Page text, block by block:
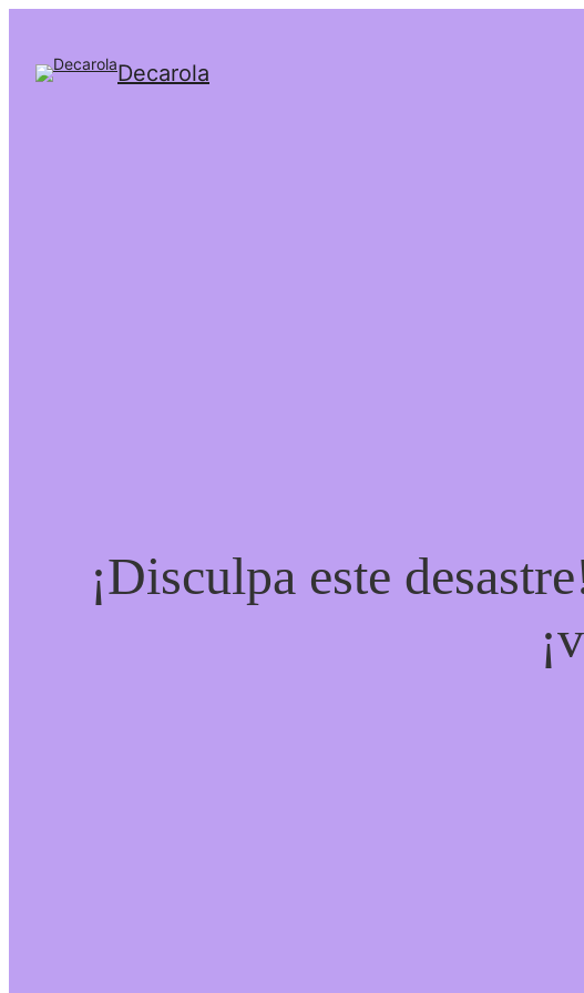
Decarola
¡Disculpa este